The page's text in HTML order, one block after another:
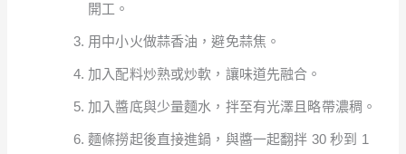
開工。
用中小火做蒜香油，避免蒜焦。
加入配料炒熟或炒軟，讓味道先融合。
加入醬底與少量麵水，拌至有光澤且略帶濃稠。
麵條撈起後直接進鍋，與醬一起翻拌 30 秒到 1